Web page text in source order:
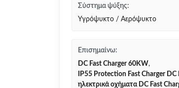
Σύστημα ψύξης:
Υγρόψυκτο / Αερόψυκτο
Επισημαίνω:
DC Fast Charger 60KW,
IP55 Protection Fast Charger DC
ηλεκτρικά οχήματα DC Fast